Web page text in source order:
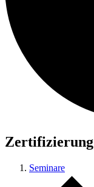
Zertifizierung
Seminare